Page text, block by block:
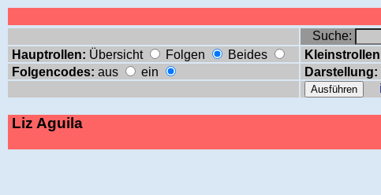
Suche:
Hauptrollen: Übersicht Folgen Beides
Folgencodes: aus ein Darstellung:
Liz Aguila